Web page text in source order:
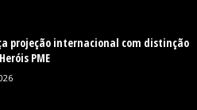
projeção internacional com distinção
PME